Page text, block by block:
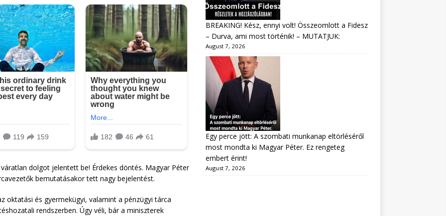
dolgot jelentett be! Érdekes döntés. Magyar Péter
bemutatásakor tett nagy bejelentést.
oktatási és gyermekügyi, valamint a pénzügyi tárca
rendszerben. Úgy véli, bár a miniszterek
BREAKING! Kész, ennyi volt! Összeomlott a Fidesz
– Durva, ami most történik! – MUTATJUK:
August 7, 2026
Egy perce jött: A szombati munkanap eltörléséről
most mondta ki Magyar Péter. Ez rengeteg
embert érint!
August 7, 2026